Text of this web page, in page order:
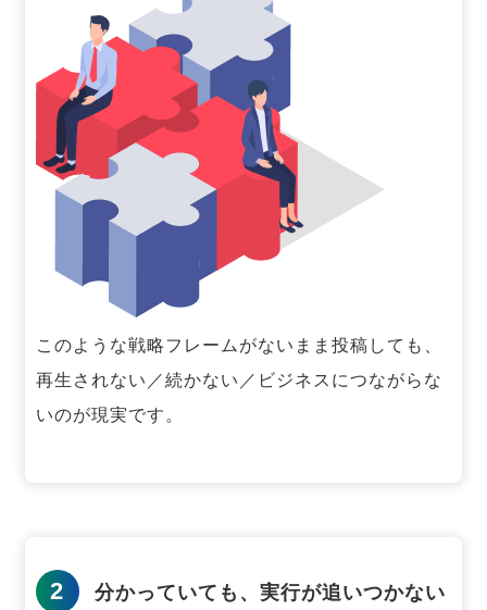
このような戦略フレームがないまま投稿しても、
再生されない／続かない／ビジネスにつながらな
いのが現実です。
2 分かっていても、実行が追いつかない